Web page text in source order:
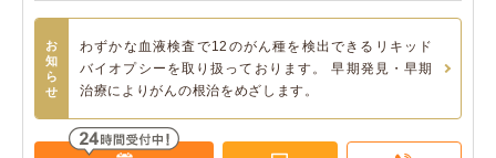
お
知
ら
せ
わずかな血液検査で12のがん種を検出できるリキッド
バイオプシーを取り扱っております。 早期発見・早期
治療によりがんの根治をめざします。